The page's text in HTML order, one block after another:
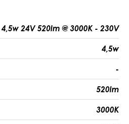
4,5w 24V 520lm @ 3000K - 230V
4,5w
-
520lm
3000K